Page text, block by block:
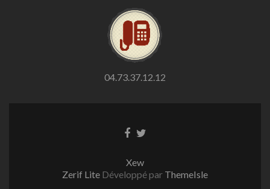
04.73.37.12.12
LienLien
Xew
Zerif Lite Développé par ThemeIsle